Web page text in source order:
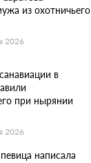
из охотничьего
2026
в
при нырянии
2026
написала